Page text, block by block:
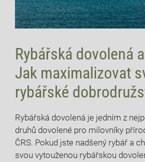
Rybářská dovolená
Jak maximalizovat
rybářské
Rybářská dovolená je jedním z
druhů dovolené pro milovníky
ČRS. Pokud‍ jste nadšený rybář ⁣a⁣
svou ‌vytouženou rybářskou